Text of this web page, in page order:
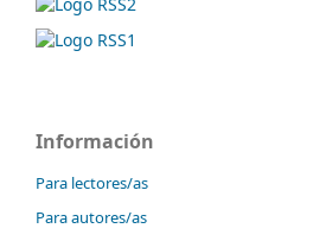
Información
Para lectores/as
Para autores/as